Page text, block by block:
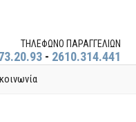
ΤΗΛΕΦΩΝΟ ΠΑΡΑΓΓΕΛΙΩΝ
- 2610.314.441